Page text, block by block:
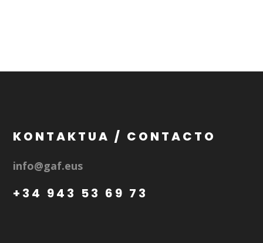
KONTAKTUA / CONTACTO
info@gaf.eus
+34 943 53 69 73